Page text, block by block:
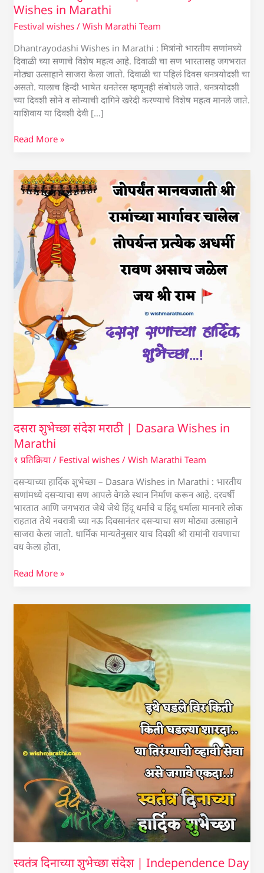
Wishes in Marathi
Festival wishes /Wish Marathi Team
Dhantrayodashi Wishes in Marathi : मित्रांनो भारतीय सणांमध्ये
दिवाळी च्या सणाचे विशेष महत्व आहे. दिवाळी चा सण भारतासह जगभरात
मोठ्या उत्साहाने साजरा केला जातो. दिवाळी चा पहिलं दिवस धनत्रयोदशी चा
असतो. यालाच हिन्दी भाषेत धनतेरस म्हणूनही संबोधले जाते. धनत्रयोदशी
च्या दिवशी सोने व सोन्याची दागिने खरेदी करण्याचे विशेष महत्व मानले जाते.
याशिवाय या दिवशी देवी […]
Read More »
दसरा शुभेच्छा संदेश मराठी | Dasara Wishes in
Marathi
१ प्रतिक्रिया / Festival wishes /Wish Marathi Team
दसऱ्याच्या हार्दिक शुभेच्छा – Dasara Wishes in Marathi : भारतीय
सणांमध्ये दसऱ्याचा सण आपले वेगळे स्थान निर्माण करून आहे. दरवर्षी
भारतात आणि जगभरात जेथे जेथे हिंदू धर्माचे व हिंदू धर्माला माननारे लोक
राहतात तेथे नवरात्री च्या नऊ दिवसानंतर दसऱ्याचा सण मोठ्या उत्साहाने
साजरा केला जातो. धार्मिक मान्यतेनुसार याच दिवशी श्री रामांनी रावणाचा
वध केला होता,
दसरा
शुभेच्छा
संदेश
|
Dasara
Wishes
Marathi
Read More »
स्वतंत्र दिनाच्या शुभेच्छा संदेश | Independence Day
संदेश
|
Independence
Day
Quotes
in
Marathi